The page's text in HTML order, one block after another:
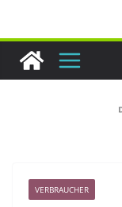
springen
VERBRAUCHER